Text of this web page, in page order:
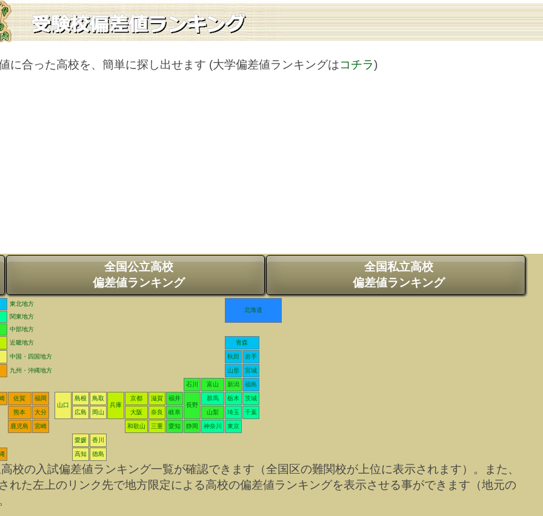
に合った高校を、簡単に探し出せます (大学偏差値ランキングはコチラ)
全国公立高校
偏差値ランキング
全国私立高校
偏差値ランキング
東北地方
北海道
関東地方
中部地方
近畿地方
青森
中国・四国地方 秋田 岩手
九州・沖縄地方 山形 宮城
石川 富山 新潟 福島
佐賀
福岡
山口
島根
鳥取
兵庫
京都 滋賀
福井
長野
群馬 栃木 茨城
熊本 大分 広島 岡山 大阪 奈良 岐阜 山梨 埼玉 千葉
鹿児島 宮崎 和歌山 三重 愛知 静岡 神奈川 東京
愛媛 香川
高知 徳島
の入試偏差値ランキング一覧が確認できます（全国区の難関校が上位に表示されます）。また、
れた左上のリンク先で地方限定による高校の偏差値ランキングを表示させる事ができます（地元の